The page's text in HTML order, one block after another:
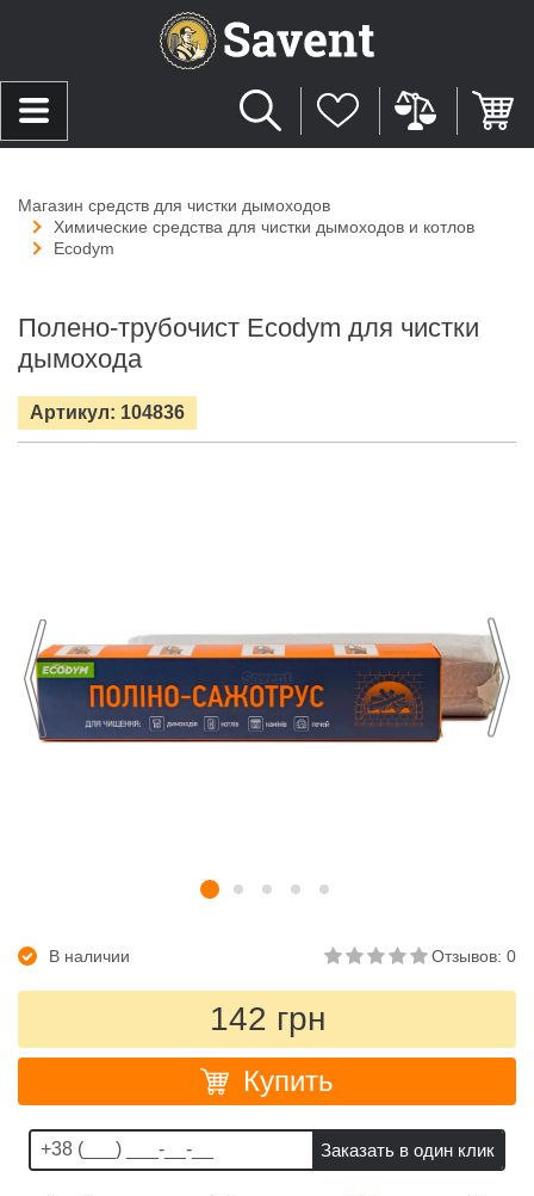
Магазин средств для чистки дымоходов
Химические средства для чистки дымоходов и котлов
Ecodym
Полено-трубочист Ecodym для чистки
дымохода
Артикул: 104836
В наличии Отзывов: 0
142 грн
Купить